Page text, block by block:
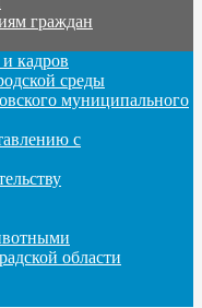
граждан
кадров
среды
муниципального
с
области